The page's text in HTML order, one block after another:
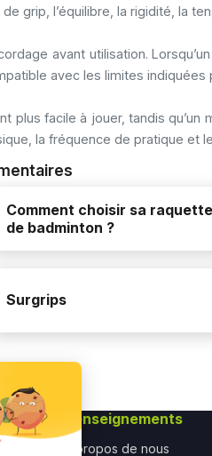
grip, l’équilibre, la rigidité, la
avant utilisation.
avec les limites indiquées
plus facile à jouer, tandis
la fréquence de pratique et
Comment choisir sa raquette
de badminton ?
Surgrips
Renseignements
À propos de nous